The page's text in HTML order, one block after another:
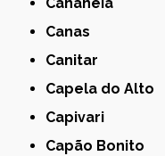
Canas
Canitar
Capela do Alto
Capivari
Capão Bonito